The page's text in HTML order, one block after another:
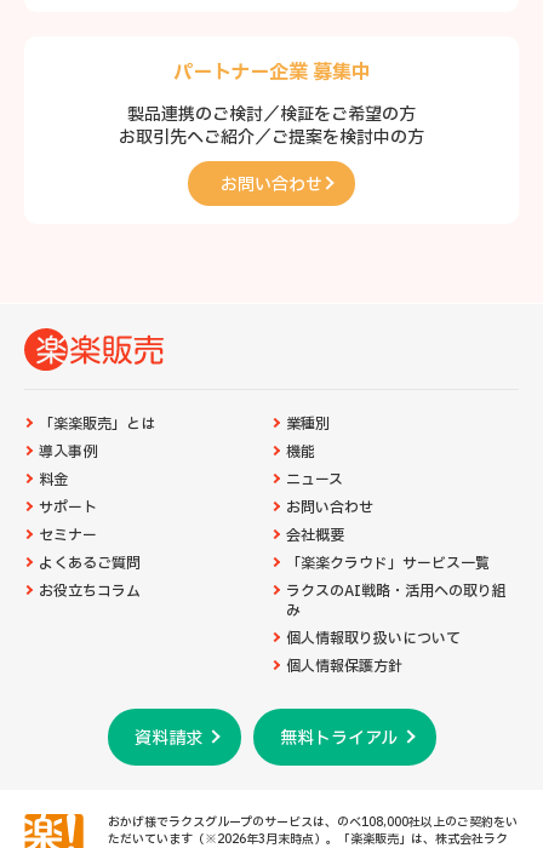
パートナー企業 募集中
製品連携のご検討／検証をご希望の方
お取引先へご紹介／ご提案を検討中の方
お問い合わせ
「楽楽販売」とは
導入事例
料金
サポート
セミナー
よくあるご質問
お役立ちコラム
業種別
機能
ニュース
お問い合わせ
会社概要
「楽楽クラウド」サービス一覧
ラクスのAI戦略・活用への取り組
み
個人情報取り扱いについて
個人情報保護方針
資料請求 無料トライアル
おかげ様でラクスグループのサービスは、のべ108,000社以上のご契約をい
ただいています（※2026年3月末時点）。「楽楽販売」は、株式会社ラク